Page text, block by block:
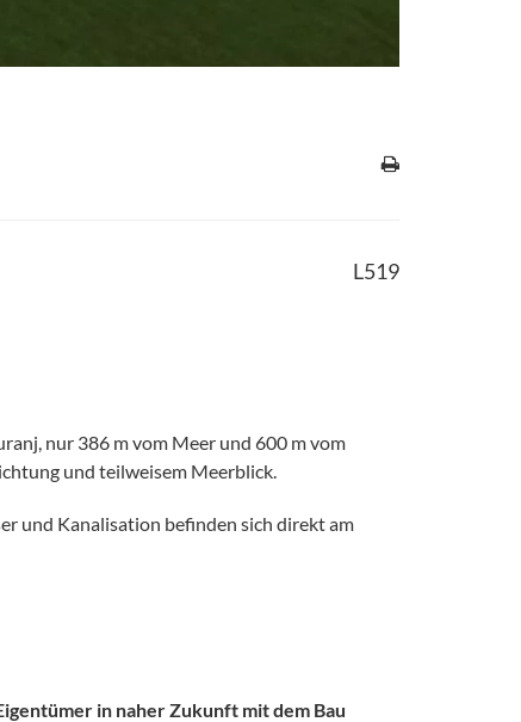
L519
nur 386 m vom Meer und 600 m vom
und teilweisem Meerblick.
und Kanalisation befinden sich direkt am
in naher Zukunft mit dem Bau